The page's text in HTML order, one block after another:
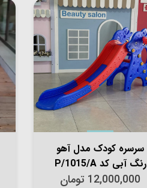
سرسره کودک مدل آهو
رنگ آبی کد P/1015/A
12,000,000 تومان